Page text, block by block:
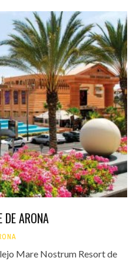
DE ARONA
Mare Nostrum Resort de